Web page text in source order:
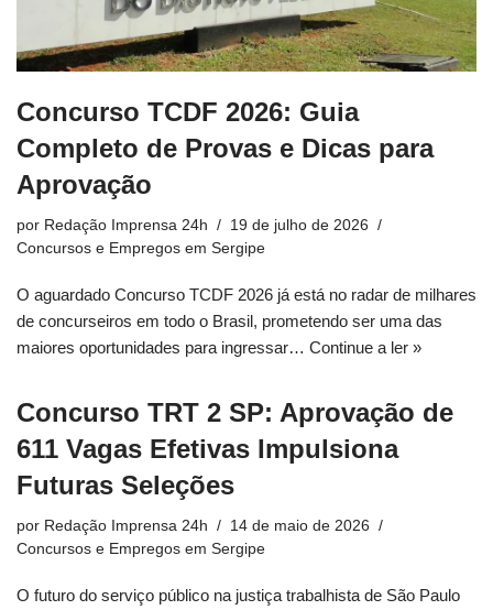
Concurso TCDF 2026: Guia
Completo de Provas e Dicas para
Aprovação
por Redação Imprensa 24h
19 de julho de 2026
Concursos e Empregos em Sergipe
O aguardado Concurso TCDF 2026 já está no radar de milhares
de concurseiros em todo o Brasil, prometendo ser uma das
maiores oportunidades para ingressar… Continue a ler »
Concurso TRT 2 SP: Aprovação de
611 Vagas Efetivas Impulsiona
Futuras Seleções
por Redação Imprensa 24h
14 de maio de 2026
Concursos e Empregos em Sergipe
O futuro do serviço público na justiça trabalhista de São Paulo